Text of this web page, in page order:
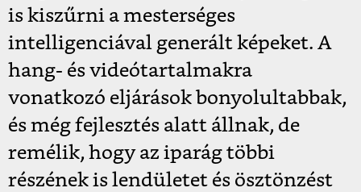
is kiszűrni a mesterséges
intelligenciával generált képeket. A
hang- és videótartalmakra
vonatkozó eljárások bonyolultabbak,
és még fejlesztés alatt állnak, de
remélik, hogy az iparág többi
részének is lendületet és ösztönzést